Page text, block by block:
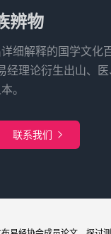
辨物
细解释的国学文化
理论衍生出山、
。
联系我们 